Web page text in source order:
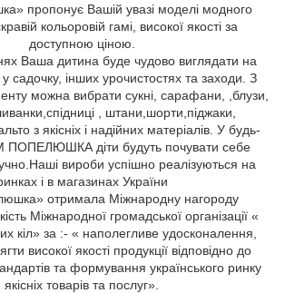
пропонує Вашій увазі моделі модного
кольоровій гамі, високої якості за
доступною ціною.
Ваша дитина буде чудово виглядати на
садочку, інших урочистостях та заходи. З
можна вибрати сукні, сарафани,
,блузи,
, штани,шорти,піджаки,
з якісніх і надійних матеріалів. У будь-
ПОПЕЛЮШКА діти будуть почувати себе
вироби успішно реалізуються на
і в магазинах України
отримала Міжнародну нагороду
Міжнародної громадської організації «
кіл» за :- « наполегливе удосконалення,
високої якості продукції відповідно до
та формування українського ринку
якісніх товарів та послуг».